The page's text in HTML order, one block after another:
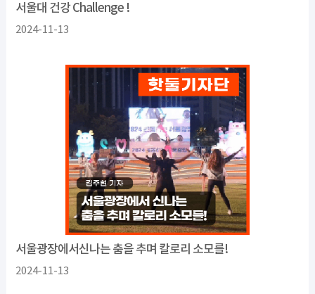
서울대 건강 Challenge !
2024-11-13
서울광장에서신나는 춤을 추며 칼로리 소모를!
2024-11-13